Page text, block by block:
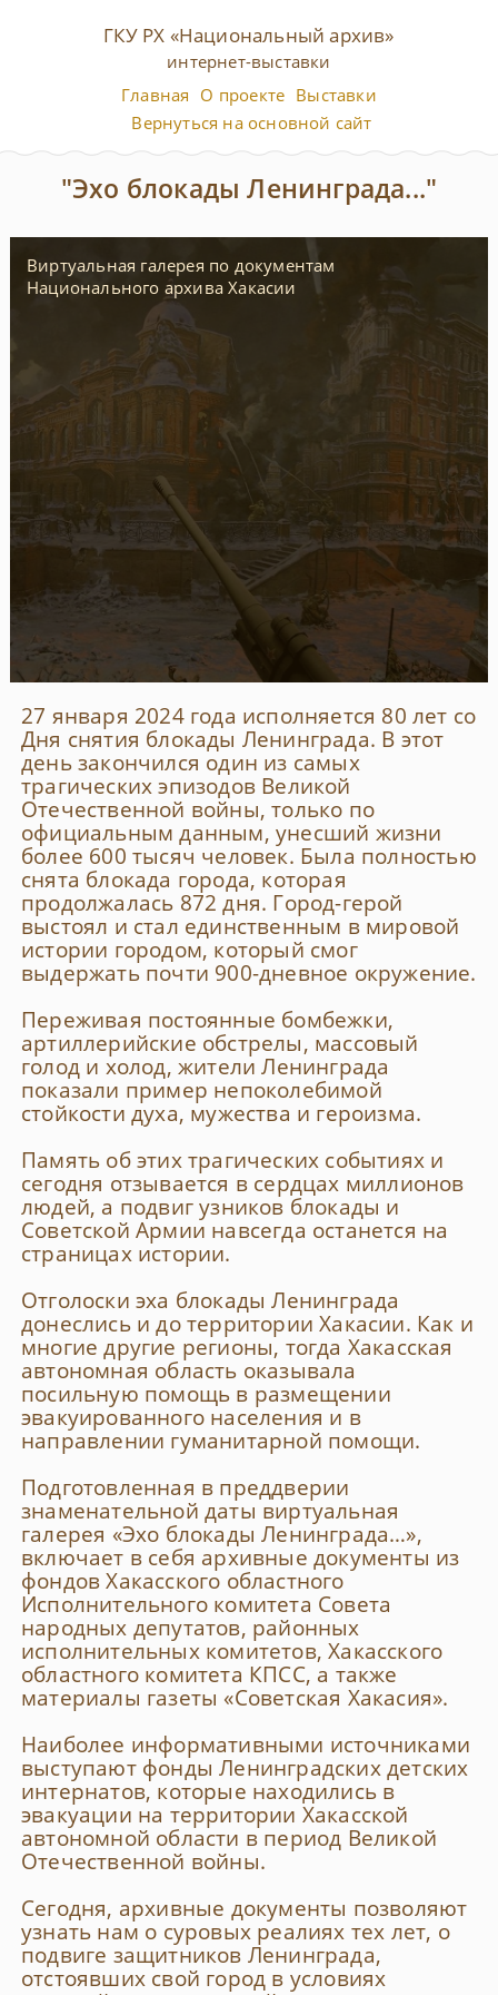
ГКУ РХ «Национальный архив»
интернет-выставки
Главная О проекте Выставки
Вернуться на основной сайт
"Эхо блокады Ленинграда..."
Виртуальная галерея по документам
Национального архива Хакасии
27 января 2024 года исполняется 80 лет со
Дня снятия блокады Ленинграда. В этот
день закончился один из самых
трагических эпизодов Великой
Отечественной войны, только по
официальным данным, унесший жизни
более 600 тысяч человек. Была полностью
снята блокада города, которая
продолжалась 872 дня. Город-герой
выстоял и стал единственным в мировой
истории городом, который смог
выдержать почти 900-дневное окружение.
Переживая постоянные бомбежки,
артиллерийские обстрелы, массовый
голод и холод, жители Ленинграда
показали пример непоколебимой
стойкости духа, мужества и героизма.
Память об этих трагических событиях и
сегодня отзывается в сердцах миллионов
людей, а подвиг узников блокады и
Советской Армии навсегда останется на
страницах истории.
Отголоски эха блокады Ленинграда
донеслись и до территории Хакасии. Как и
многие другие регионы, тогда Хакасская
автономная область оказывала
посильную помощь в размещении
эвакуированного населения и в
направлении гуманитарной помощи.
Подготовленная в преддверии
знаменательной даты виртуальная
галерея «Эхо блокады Ленинграда…»,
включает в себя архивные документы из
фондов Хакасского областного
Исполнительного комитета Совета
народных депутатов, районных
исполнительных комитетов, Хакасского
областного комитета КПСС, а также
материалы газеты «Советская Хакасия».
Наиболее информативными источниками
выступают фонды Ленинградских детских
интернатов, которые находились в
эвакуации на территории Хакасской
автономной области в период Великой
Отечественной войны.
Сегодня, архивные документы позволяют
узнать нам о суровых реалиях тех лет, о
подвиге защитников Ленинграда,
отстоявших свой город в условиях